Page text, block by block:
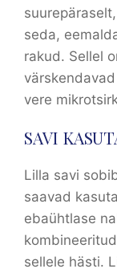
seda,
rakud. Sellel
vere
SAVI
Lilla savi
saavad
ebaühtlase
sellele hästi.